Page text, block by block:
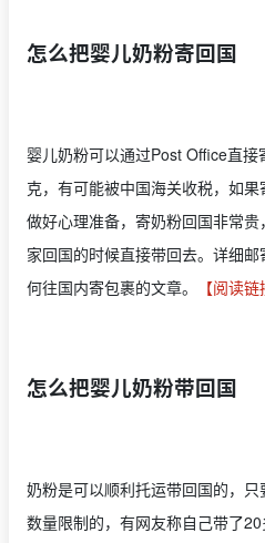
怎么把婴儿奶粉寄回国
婴儿奶粉可以通过Post Office直
克，有可能被中国海关收税，如
做好心理准备，寄奶粉回国非常
家回国的时候直接带回去。详细
何往国内寄包裹的文章。
【阅读链
怎么把婴儿奶粉带回国
奶粉是可以顺利托运带回国的，
数量限制的，有网友称自己带了